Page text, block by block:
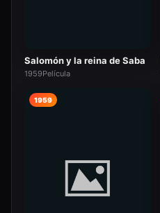
Salomón y la reina de Saba
1959Película
1959